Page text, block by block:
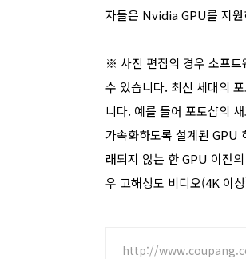
자들은 Nvidia GPU를 지원
※ 사진 편집의 경우 소프
수 있습니다. 최신 세대의
니다. 예를 들어 포토샵의
가속화하도록 설계된 GPU
래되지 않는 한 GPU 이전
우 고해상도 비디오(4K 이
http://